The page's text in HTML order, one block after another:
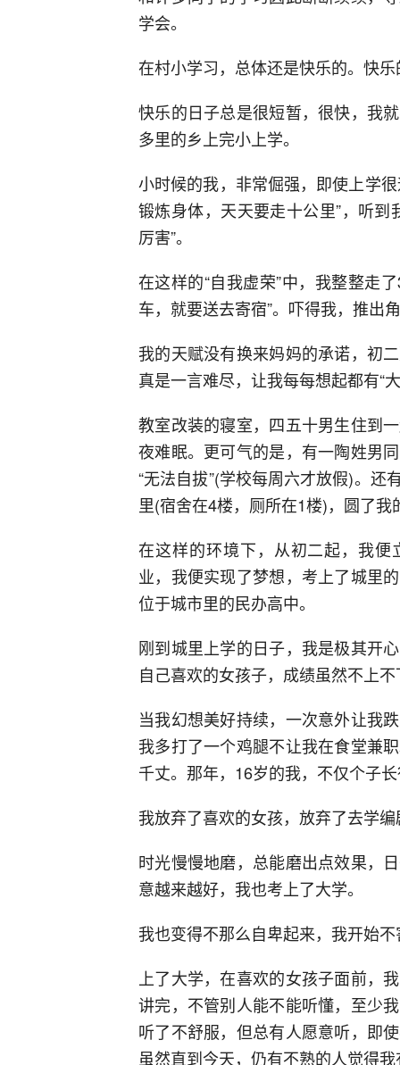
学会。
在村小学习，总体还是快乐的。快
快乐的日子总是很短暂，很快，我
多里的乡上完小上学。
小时候的我，非常倔强，即使上学
锻炼身体，天天要走十公里”，听
厉害”。
在这样的“自我虚荣”中，我整整走
车，就要送去寄宿”。吓得我，推出
我的天赋没有换来妈妈的承诺，初
真是一言难尽，让我每每想起都有“
教室改装的寝室，四五十男生住到
夜难眠。更可气的是，有一陶姓男
“无法自拔”(学校每周六才放假)。
里(宿舍在4楼，厕所在1楼)，圆了
在这样的环境下，从初二起，我便
业，我便实现了梦想，考上了城里
位于城市里的民办高中。
刚到城里上学的日子，我是极其开
自己喜欢的女孩子，成绩虽然不上
当我幻想美好持续，一次意外让我
我多打了一个鸡腿不让我在食堂兼
千丈。那年，16岁的我，不仅个子
我放弃了喜欢的女孩，放弃了去学
时光慢慢地磨，总能磨出点效果，
意越来越好，我也考上了大学。
我也变得不那么自卑起来，我开始
上了大学，在喜欢的女孩子面前，
讲完，不管别人能不能听懂，至少
听了不舒服，但总有人愿意听，即
虽然直到今天，仍有不熟的人觉得